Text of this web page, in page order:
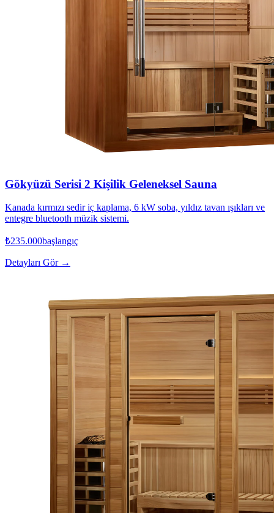
Gökyüzü Serisi 2 Kişilik Geleneksel Sauna
Kanada kırmızı sedir iç kaplama, 6 kW soba, yıldız tavan ışıkları ve
entegre bluetooth müzik sistemi.
₺235.000başlangıç
Detayları Gör →